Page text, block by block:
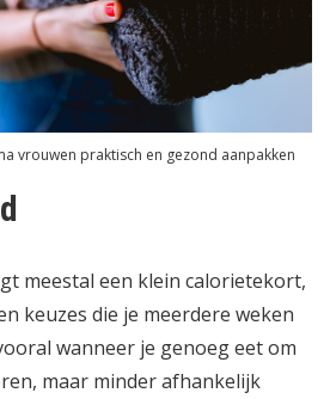
vrouwen praktisch en gezond aanpakken
meestal een klein calorietekort,
keuzes die je meerdere weken
wanneer je genoeg eet om
maar minder afhankelijk